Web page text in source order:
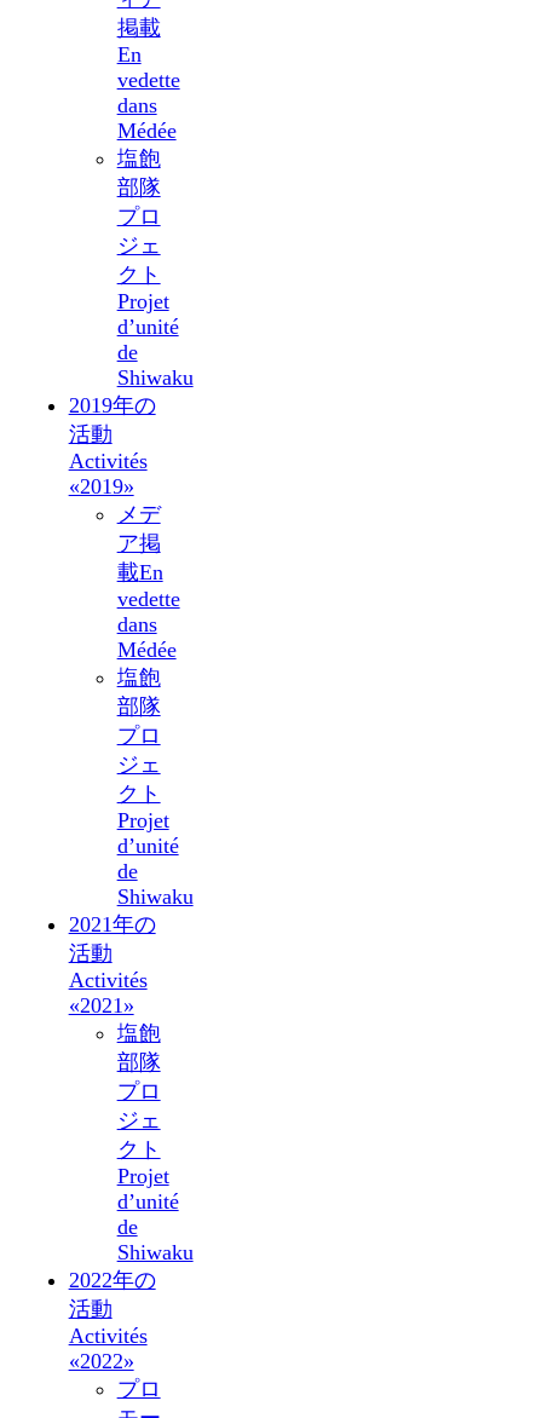
掲載
En
vedette
dans
Médée
塩飽
部隊
プロ
ジェ
クト
Projet
d’unité
de
Shiwaku
2019年の
活動
Activités
«2019»
メデ
ア掲
載En
vedette
dans
Médée
塩飽
部隊
プロ
ジェ
クト
Projet
d’unité
de
Shiwaku
2021年の
活動
Activités
«2021»
塩飽
部隊
プロ
ジェ
クト
Projet
d’unité
de
Shiwaku
2022年の
活動
Activités
«2022»
プロ